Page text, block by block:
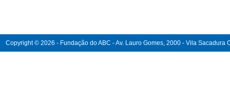
Copyright © 2026 - Fundação do ABC - Av. Lauro Gomes, 2000 - Vila